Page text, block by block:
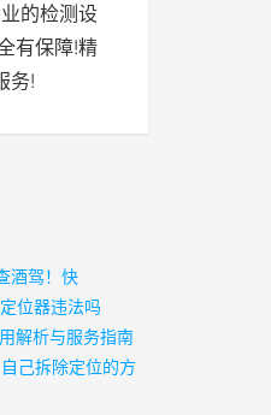
的检测设
有保障!精
务!
酒驾！快
位器违法吗
解析与服务指南
己拆除定位的方